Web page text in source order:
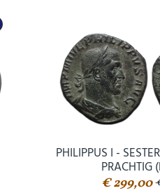
PHILIPPUS I -
PRACHTIG
€ 299,00